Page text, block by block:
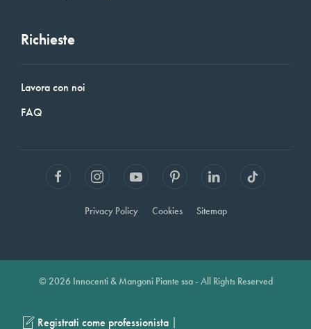
Richieste
Lavora con noi
FAQ
Privacy Policy Cookies Sitemap
© 2026 Innocenti & Mangoni Piante ssa - All Rights Reserved
Registrati come professionista |